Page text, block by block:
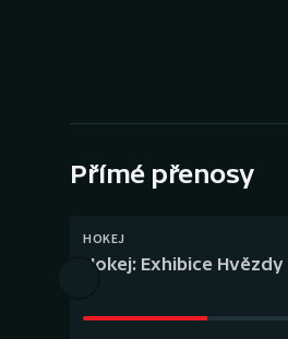
Přímé přenosy
HOKEJ
Hokej: Exhibice